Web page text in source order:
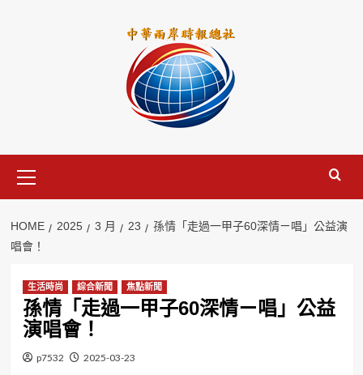
Menu
HOME 2025 3 月 23
孫情「走過一甲子60深情ㄧ唱」公益演
唱會！
生活時尚 綜合新聞 焦點新聞
孫情「走過一甲子60深情ㄧ唱」公益
演唱會！
p7532 2025-03-23